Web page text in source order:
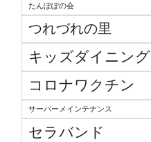
たんぽぽの会
つれづれの里
キッズダイニング
コロナワクチン
サーバーメインテナンス
セラバンド